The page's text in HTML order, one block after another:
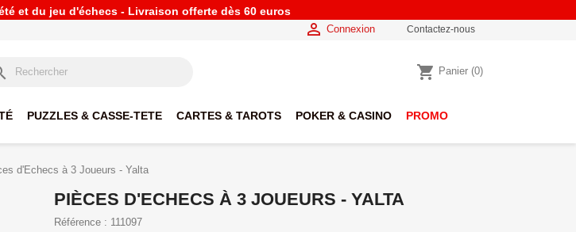
et du jeu d'échecs - Livraison offerte dès 60 euros
 Connexion Contactez-nous
shopping_cart Panier (0)
PUZZLES & CASSE-TETE CARTES & TAROTS POKER & CASINO PROMO
d'Echecs à 3 Joueurs - Yalta
PIÈCES D'ECHECS À 3 JOUEURS - YALTA
Référence : 111097